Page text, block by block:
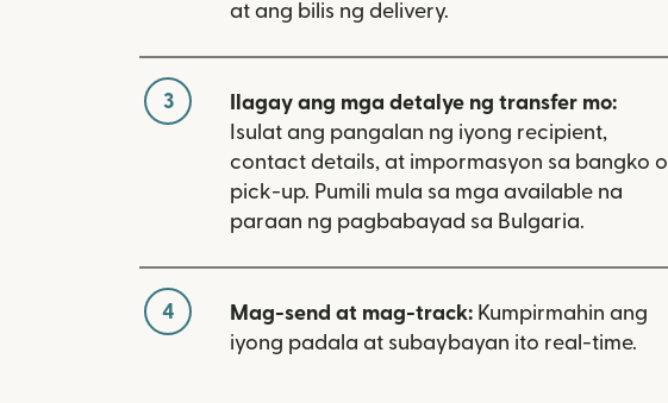
at ang bilis ng delivery.
3
Ilagay ang mga detalye ng transfer mo:
Isulat ang pangalan ng iyong recipient,
contact details, at impormasyon sa bangko o
pick-up. Pumili mula sa mga available na
paraan ng pagbabayad sa Bulgaria.
4 Mag-send at mag-track: Kumpirmahin ang
iyong padala at subaybayan ito real-time.